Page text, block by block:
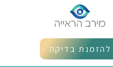
להזמנת בדיקה